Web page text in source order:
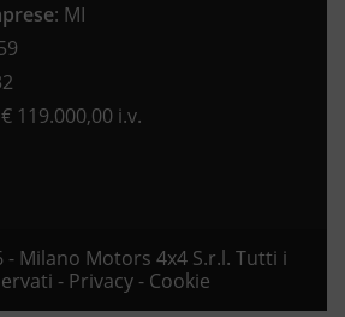
: MI
119.000,00 i.v.
Milano Motors 4x4 S.r.l. Tutti i
- Privacy- Cookie